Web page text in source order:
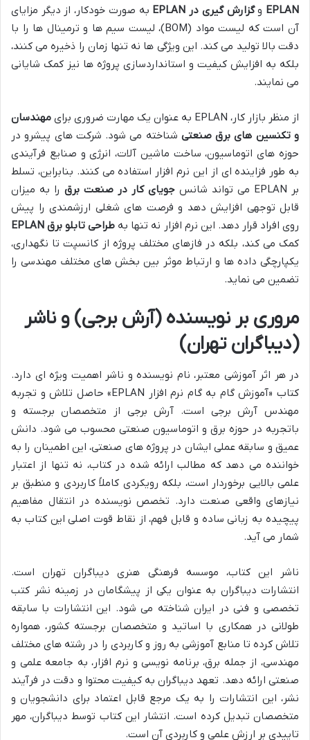
EPLAN وگزارش گیری در EPLAN
به صورت خودکار، از دیگر مزایای
آن است که لیست مواد (BOM)، لیست سیم ها و ترمینال ها را با
دقت بالا تولید می کند. این ویژگی ها نه تنها زمان را ذخیره می کنند،
بلکه به افزایش کیفیت و استانداردسازی پروژه ها نیز کمک شایانی
می نمایند.
از منظر بازار کار، EPLAN به عنوان یک مهارت ضروری برای
مهندسان
و تکنسین های برق صنعتی شناخته می شود. شرکت های پیشرو در
حوزه های اتوماسیون، ساخت ماشین آلات، انرژی و صنایع فرآیندی
به طور فزاینده ای از این نرم افزار استفاده می کنند. بنابراین، تسلط
بر EPLAN می تواند شانس
جویای کار در صنعت برق را به میزان
قابل توجهی افزایش دهد و فرصت های شغلی ارزشمندی را پیش
روی افراد قرار دهد. این نرم افزار نه تنها به طراحی تابلو برق EPLAN
کمک می کند، بلکه در فازهای مختلف پروژه از کانسپت تا نگهداری،
یکپارچگی داده ها و ارتباط موثر بین بخش های مختلف مهندسی را
تضمین می نماید.
مروری بر نویسنده (آرش برجی) و ناشر
(دیباگران تهران)
در هر اثر آموزشی معتبر، نام نویسنده و ناشر اهمیت ویژه ای دارد.
کتاب «آموزش گام به گام نرم افزار EPLAN» حاصل تلاش و تجربه
مهندس آرش برجی است. آرش برجی از متخصصان برجسته و
باتجربه در حوزه برق و اتوماسیون صنعتی محسوب می شود. دانش
عمیق و سابقه عملی ایشان در پروژه های صنعتی، این اطمینان را به
خواننده می دهد که مطالب ارائه شده در کتاب، نه تنها از اعتبار
علمی بالایی برخوردار است، بلکه رویکردی کاملاً کاربردی و منطبق بر
نیازهای واقعی صنعت دارد. تخصص نویسنده در انتقال مفاهیم
پیچیده به زبانی ساده و قابل فهم، از نقاط قوت اصلی این کتاب به
شمار می آید.
ناشر این کتاب، موسسه فرهنگی هنری دیباگران تهران است.
انتشارات دیباگران به عنوان یکی از پیشگامان در زمینه نشر کتب
تخصصی و فنی در ایران شناخته می شود. این انتشارات با سابقه
طولانی در همکاری با اساتید و متخصصان برجسته کشور، همواره
تلاش کرده تا منابع آموزشی به روز و کاربردی را در رشته های مختلف
مهندسی، از جمله برق، برنامه نویسی و نرم افزار، به جامعه علمی و
صنعتی ارائه دهد. تعهد دیباگران به کیفیت محتوا و دقت در فرآیند
نشر، این انتشارات را به یک مرجع قابل اعتماد برای دانشجویان و
متخصصان تبدیل کرده است. انتشار این کتاب توسط دیباگران، مهر
تاییدی بر ارزش علمی و کاربردی آن است.